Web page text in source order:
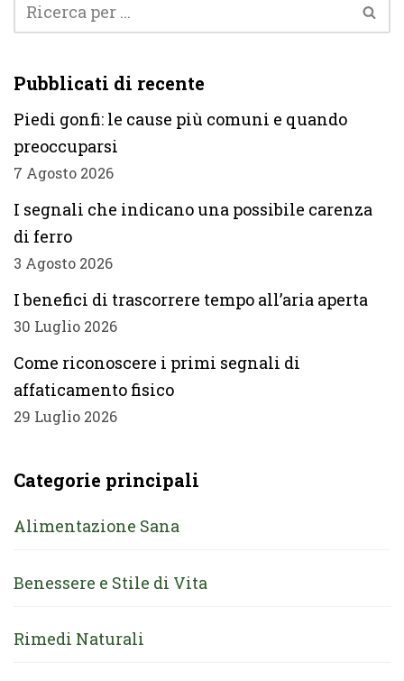
Pubblicati di recente
Piedi gonfi: le cause più comuni e quando
preoccuparsi
7 Agosto 2026
I segnali che indicano una possibile carenza
di ferro
3 Agosto 2026
I benefici di trascorrere tempo all’aria aperta
30 Luglio 2026
Come riconoscere i primi segnali di
affaticamento fisico
29 Luglio 2026
Categorie principali
Alimentazione Sana
Benessere e Stile di Vita
Rimedi Naturali